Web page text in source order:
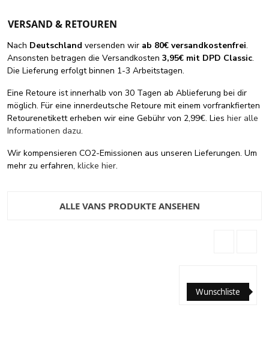
VERSAND & RETOUREN
Nach Deutschland versenden wir ab 80€ versandkostenfrei.
Ansonsten betragen die Versandkosten 3,95€ mit DPD Classic.
Die Lieferung erfolgt binnen 1-3 Arbeitstagen.
Eine Retoure ist innerhalb von 30 Tagen ab Ablieferung bei dir
möglich. Für eine innerdeutsche Retoure mit einem vorfrankfierten
Retourenetikett erheben wir eine Gebühr von 2,99€. Lies hier alle
Informationen dazu.
Wir kompensieren CO2-Emissionen aus unseren Lieferungen. Um
mehr zu erfahren, klicke hier.
ALLE VANS PRODUKTE ANSEHEN
Wunschliste